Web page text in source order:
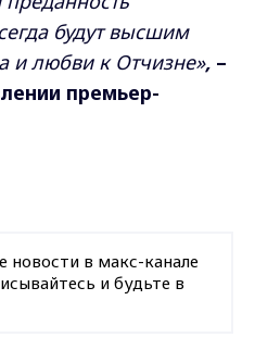
будут высшим
и любви к Отчизне», –
премьер-
новости в макс-канале
и будьте в